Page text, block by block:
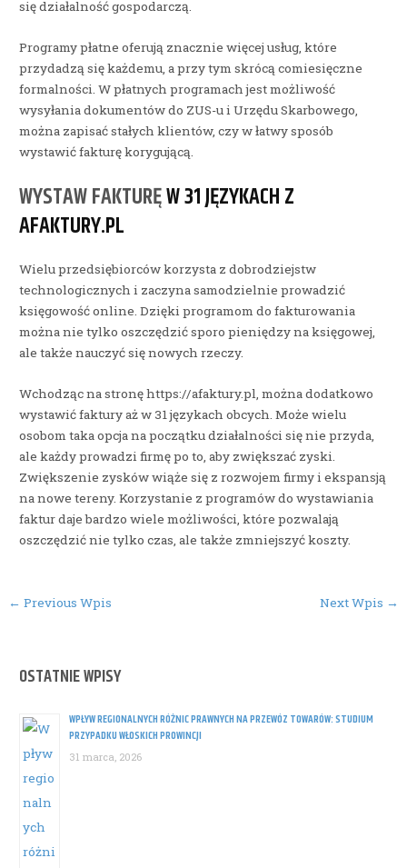
OSTATNIE WPISY
WPŁYW REGIONALNYCH RÓŻNIC PRAWNYCH NA PRZEWÓZ TOWARÓW: STUDIUM
PRZYPADKU WŁOSKICH PROWINCJI
31 marca, 2026
się działalność gospodarczą.
Programy płatne oferują znacznie więcej usług, które
przydadzą się każdemu, a przy tym skrócą comiesięczne
formalności. W płatnych programach jest możliwość
wysyłania dokumentów do ZUS-u i Urzędu Skarbowego,
można zapisać stałych klientów, czy w łatwy sposób
wystawić fakturę korygującą.
WYSTAW FAKTURĘW 31 JĘZYKACH Z
AFAKTURY.PL
Wielu przedsiębiorców korzysta z dobrodziejstw
technologicznych i zaczyna samodzielnie prowadzić
księgowość online. Dzięki programom do fakturowania
można nie tylko oszczędzić sporo pieniędzy na księgowej,
ale także nauczyć się nowych rzeczy.
Wchodząc na stronę https://afaktury.pl, można dodatkowo
wystawić faktury aż w 31 językach obcych. Może wielu
osobom taka opcja na początku działalności się nie przyda,
ale każdy prowadzi firmę po to, aby zwiększać zyski.
Zwiększenie zysków wiąże się z rozwojem firmy i ekspansją
na nowe tereny. Korzystanie z programów do wystawiania
faktur daje bardzo wiele możliwości, które pozwalają
oszczędzić nie tylko czas, ale także zmniejszyć koszty.
Post
← Previous Wpis Next Wpis →